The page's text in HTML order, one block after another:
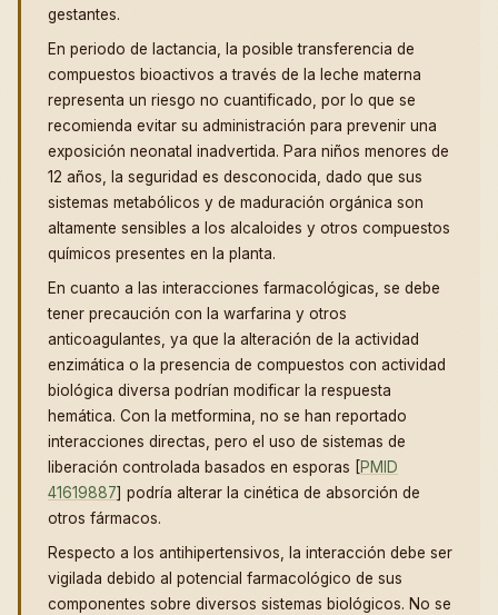
gestantes.
En periodo de lactancia, la posible transferencia de
compuestos bioactivos a través de la leche materna
representa un riesgo no cuantificado, por lo que se
recomienda evitar su administración para prevenir una
exposición neonatal inadvertida. Para niños menores de
12 años, la seguridad es desconocida, dado que sus
sistemas metabólicos y de maduración orgánica son
altamente sensibles a los alcaloides y otros compuestos
químicos presentes en la planta.
En cuanto a las interacciones farmacológicas, se debe
tener precaución con la warfarina y otros
anticoagulantes, ya que la alteración de la actividad
enzimática o la presencia de compuestos con actividad
biológica diversa podrían modificar la respuesta
hemática. Con la metformina, no se han reportado
interacciones directas, pero el uso de sistemas de
liberación controlada basados en esporas [PMID
41619887] podría alterar la cinética de absorción de
otros fármacos.
Respecto a los antihipertensivos, la interacción debe ser
vigilada debido al potencial farmacológico de sus
componentes sobre diversos sistemas biológicos. No se